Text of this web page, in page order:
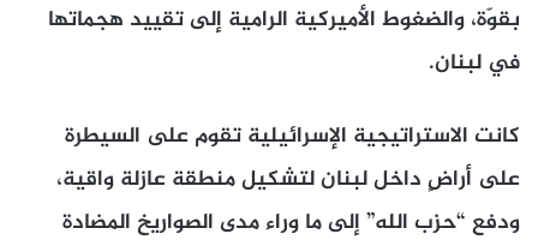
بقوّة، والضغوط الأميركية الرامية إلى تقييد هجماتها
في لبنان.
كانت الاستراتيجية الإسرائيلية تقوم على السيطرة
على أراضٍ داخل لبنان لتشكيل منطقة عازلة واقية،
ودفع “حزب الله” إلى ما وراء مدى الصواريخ المضادة